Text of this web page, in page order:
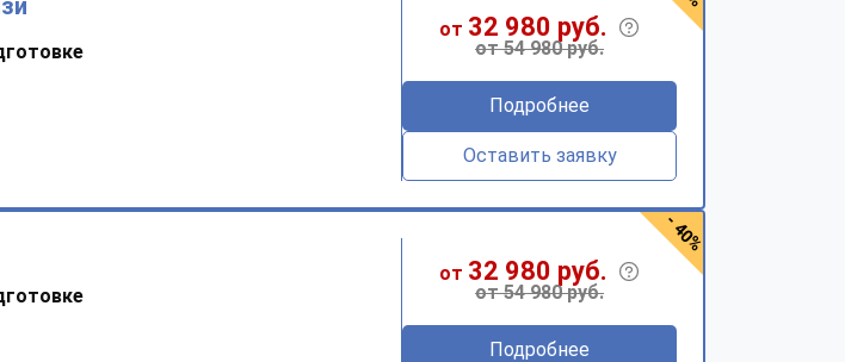
от 32 980 руб.
от 54 980 руб.
Подробнее
Оставить заявку
от 32 980 руб.
от 54 980 руб.
Подробнее
- 40%